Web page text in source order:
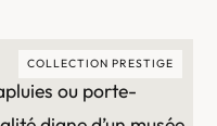
COLLECTION PRESTIGE